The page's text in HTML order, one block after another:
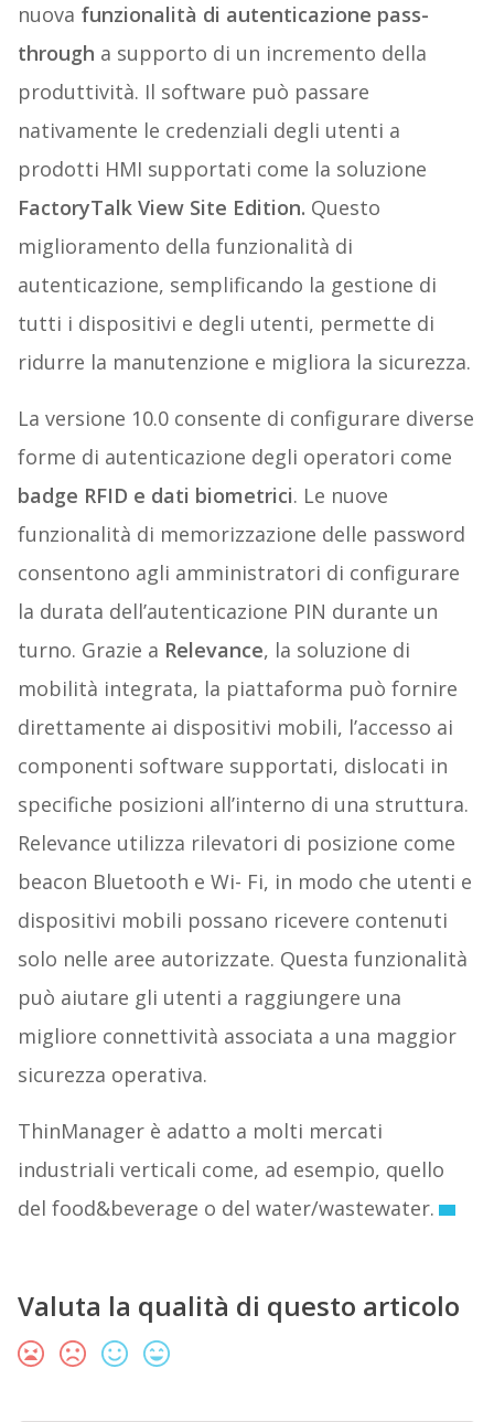
nuova funzionalità di autenticazione pass-
through a supporto di un incremento della
produttività. Il software può passare
nativamente le credenziali degli utenti a
prodotti HMI supportati come la soluzione
FactoryTalk View Site Edition. Questo
miglioramento della funzionalità di
autenticazione, semplificando la gestione di
tutti i dispositivi e degli utenti, permette di
ridurre la manutenzione e migliora la sicurezza.
La versione 10.0 consente di configurare diverse
forme di autenticazione degli operatori come
badge RFID e dati biometrici. Le nuove
funzionalità di memorizzazione delle password
consentono agli amministratori di configurare
la durata dell’autenticazione PIN durante un
turno. Grazie a Relevance, la soluzione di
mobilità integrata, la piattaforma può fornire
direttamente ai dispositivi mobili, l’accesso ai
componenti software supportati, dislocati in
specifiche posizioni all’interno di una struttura.
Relevance utilizza rilevatori di posizione come
beacon Bluetooth e Wi- Fi, in modo che utenti e
dispositivi mobili possano ricevere contenuti
solo nelle aree autorizzate. Questa funzionalità
può aiutare gli utenti a raggiungere una
migliore connettività associata a una maggior
sicurezza operativa.
ThinManager è adatto a molti mercati
industriali verticali come, ad esempio, quello
del food&beverage o del water/wastewater.
Valuta la qualità di questo articolo